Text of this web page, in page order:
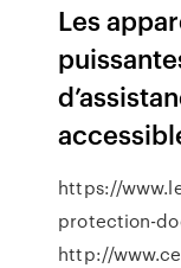
Les
https://
protection-
http://